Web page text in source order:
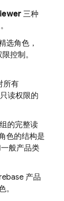
三种
选角色，
控制。
所有
读权限的
的完整读
色的结构是
般产品类
产品
。